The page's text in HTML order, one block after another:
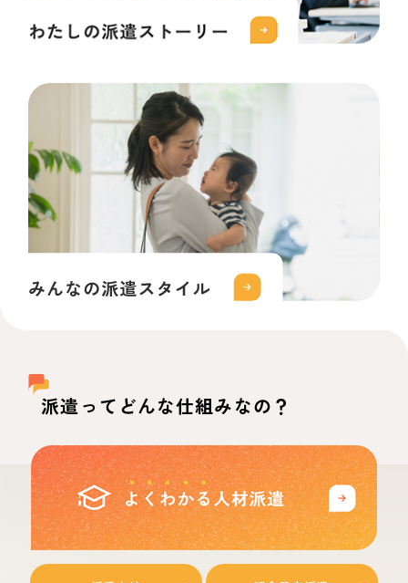
派遣ってどんな仕組みなの？